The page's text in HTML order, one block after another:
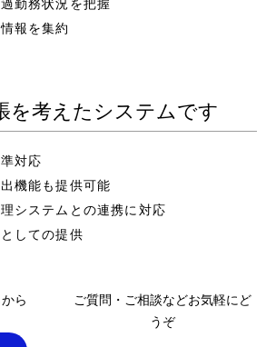
報を集約
を考えたシステムです
対応
機能も提供可能
システムとの連携に対応
しての提供
ら
ご質問・ご相談などお気軽にど
うぞ